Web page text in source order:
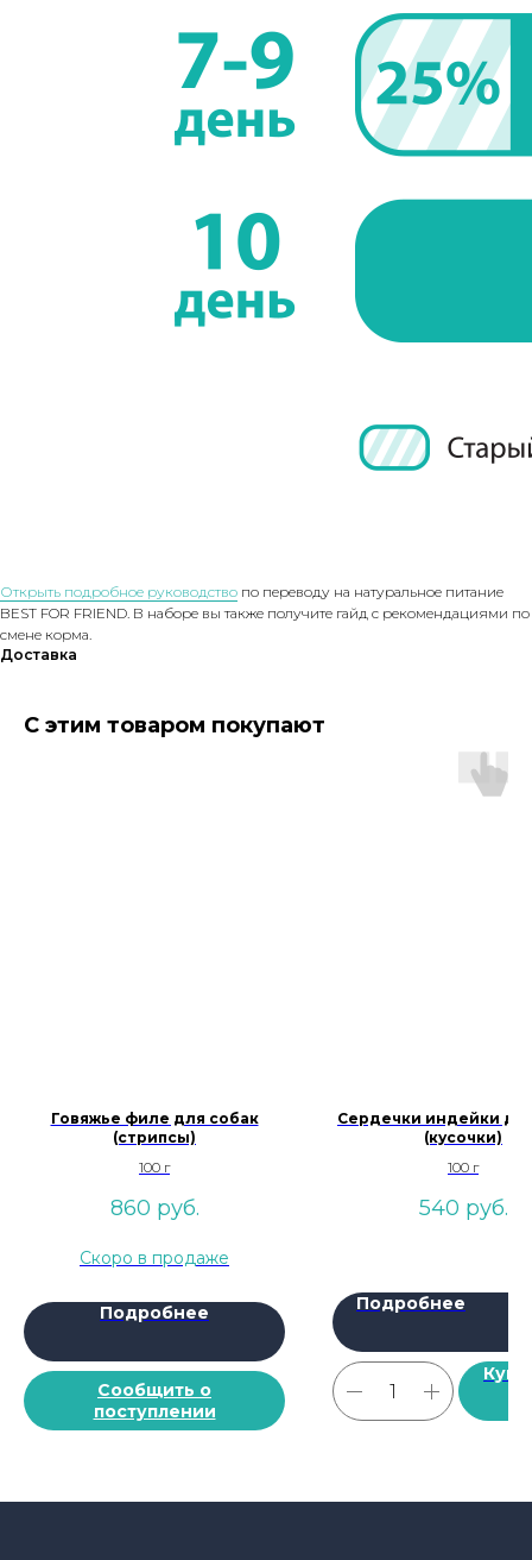
Открыть подробное руководство по переводу на натуральное питание
BEST FOR FRIEND. В наборе вы также получите гайд с рекомендациями по
смене корма.
Доставка
С этим товаром покупают
Говяжье филе для собак
(стрипсы)
100 г
860 руб.
Подробнее
Сообщить о
поступлении
Сердечки индейки
(кусочки)
100 г
540 руб.
Подробнее